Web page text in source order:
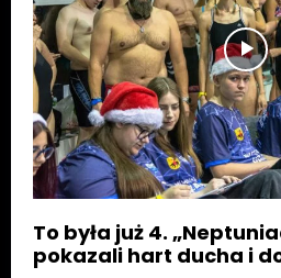
To była już 4.
pokazali hart ducha i